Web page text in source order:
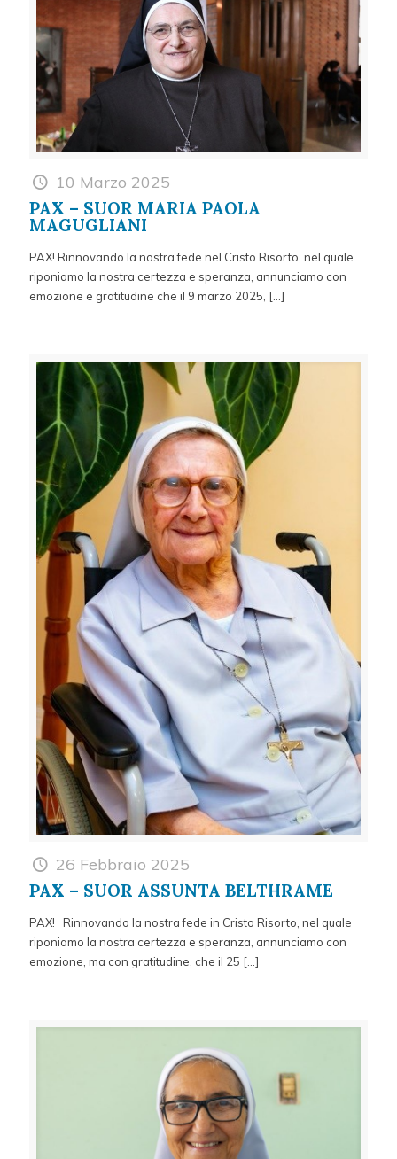
10 Marzo 2025
PAX – SUOR MARIA PAOLA
MAGUGLIANI
PAX! Rinnovando la nostra fede nel Cristo Risorto, nel quale
riponiamo la nostra certezza e speranza, annunciamo con
emozione e gratitudine che il 9 marzo 2025, […]
26 Febbraio 2025
PAX – SUOR ASSUNTA BELTHRAME
PAX! Rinnovando la nostra fede in Cristo Risorto, nel quale
riponiamo la nostra certezza e speranza, annunciamo con
emozione, ma con gratitudine, che il 25 […]